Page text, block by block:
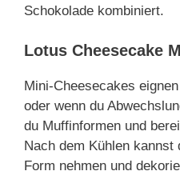
Schokolade kombiniert.
Lotus Cheesecake
Mini-Cheesecakes
oder wenn du
du Muffinformen und
Nach dem Kühlen
Form nehmen und